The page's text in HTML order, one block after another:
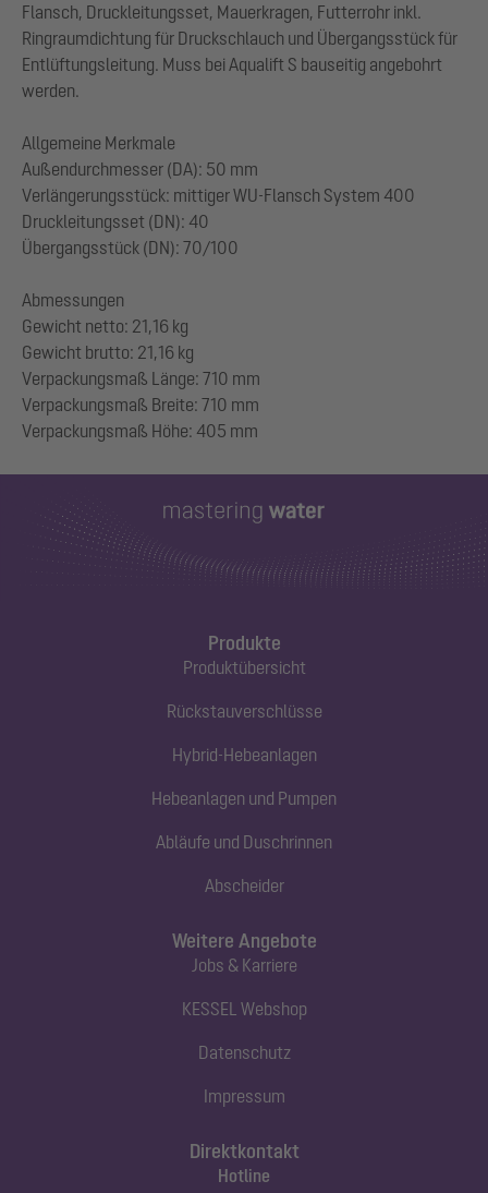
Flansch, Druckleitungsset, Mauerkragen, Futterrohr inkl.
Ringraumdichtung für Druckschlauch und Übergangsstück für
Entlüftungsleitung. Muss bei Aqualift S bauseitig angebohrt
werden.
Allgemeine Merkmale
Außendurchmesser (DA): 50 mm
Verlängerungsstück: mittiger WU-Flansch System 400
Druckleitungsset (DN): 40
Übergangsstück (DN): 70/100
Abmessungen
Gewicht netto: 21,16 kg
Gewicht brutto: 21,16 kg
Verpackungsmaß Länge: 710 mm
Verpackungsmaß Breite: 710 mm
Produkte
Produktübersicht
Rückstauverschlüsse
Hybrid-Hebeanlagen
Hebeanlagen und Pumpen
Abläufe und Duschrinnen
Abscheider
Direktkontakt
Hotline
Weitere Angebote
Jobs & Karriere
KESSEL Webshop
Datenschutz
Impressum